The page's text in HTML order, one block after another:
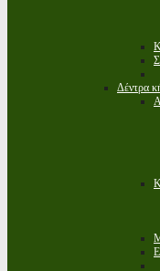
Δέντρα